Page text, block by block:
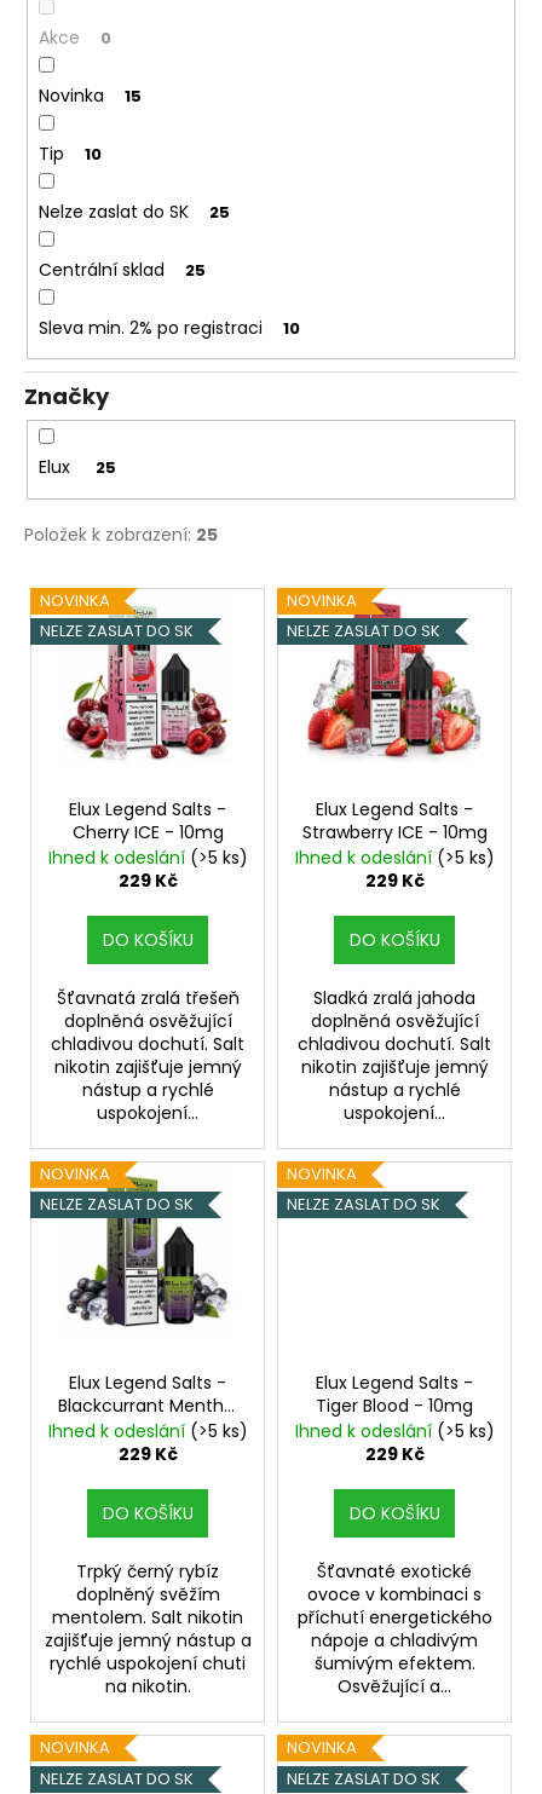
Akce 0
Novinka 15
Tip 10
Nelze zaslat do SK 25
Centrální sklad 25
Sleva min. 2% po registraci 10
Značky
Elux 25
Položek k zobrazení: 25
V
ý
p
NOVINKA
NELZE ZASLAT DO SK
Elux Legend Salts -
Cherry ICE - 10mg
Ihned k odeslání (>5 ks)
229 Kč
DO KOŠÍKU
Šťavnatá zralá třešeň
doplněná osvěžující
chladivou dochutí. Salt
nikotin zajišťuje jemný
nástup a rychlé
uspokojení...
NOVINKA
NELZE ZASLAT DO SK
Elux Legend Salts -
Strawberry ICE - 10mg
Ihned k odeslání (>5 ks)
229 Kč
DO KOŠÍKU
Sladká zralá jahoda
doplněná osvěžující
chladivou dochutí. Salt
nikotin zajišťuje jemný
nástup a rychlé
uspokojení...
NOVINKA
NELZE ZASLAT DO SK
Elux Legend Salts -
Blackcurrant Menthol
- 10mg
Ihned k odeslání (>5 ks)
229 Kč
DO KOŠÍKU
Trpký černý rybíz
doplněný svěžím
mentolem. Salt nikotin
zajišťuje jemný nástup a
rychlé uspokojení chuti
na nikotin.
NOVINKA
NELZE ZASLAT DO SK
Elux Legend Salts -
Tiger Blood - 10mg
Ihned k odeslání (>5 ks)
229 Kč
DO KOŠÍKU
Šťavnaté exotické
ovoce v kombinaci s
příchutí energetického
nápoje a chladivým
šumivým efektem.
Osvěžující a...
NOVINKA
NELZE ZASLAT DO SK
NOVINKA
NELZE ZASLAT DO SK
195
Kč